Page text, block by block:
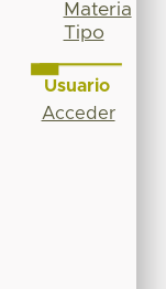
Materia
Tipo
Usuario
Acceder